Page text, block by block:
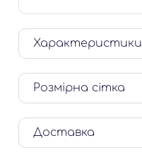
Характеристики
Розмірна сітка
Доставка